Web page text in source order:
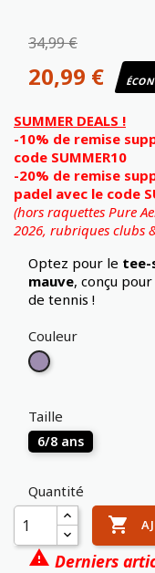
34,99 €
20,99 €
SUMMER DEALS !
-10% de remise
code SUMMER10
-20% de remise
padel avec le code
(hors raquettes Pure
2026, rubriques clubs
Optez pour le tee-
mauve, conçu
de tennis !
Couleur
Mauve
Taille
6/8 ans
Quantité

 Derniers